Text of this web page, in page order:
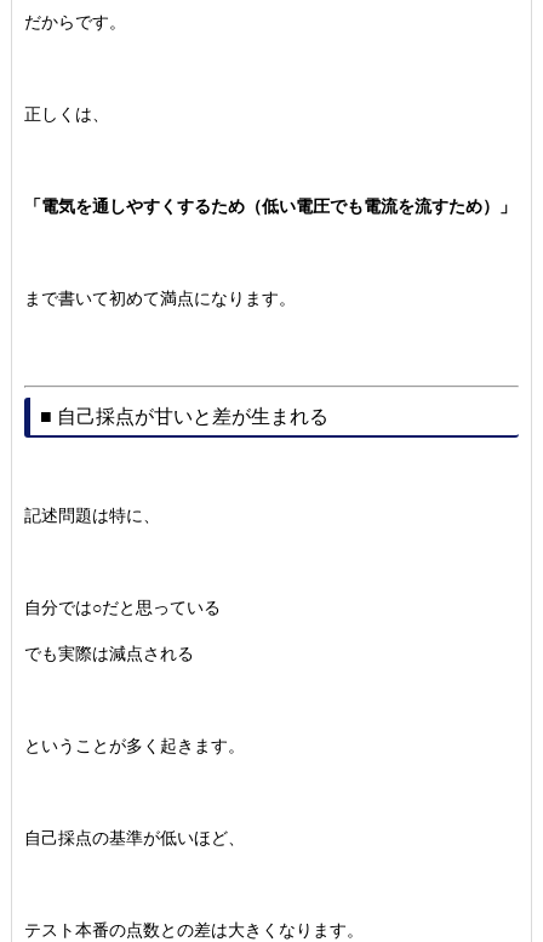
だからです。
正しくは、
「電気を通しやすくするため（低い電圧でも電流を流すため）」
まで書いて初めて満点になります。
■ 自己採点が甘いと差が生まれる
記述問題は特に、
自分では○だと思っている
でも実際は減点される
ということが多く起きます。
自己採点の基準が低いほど、
テスト本番の点数との差は大きくなります。